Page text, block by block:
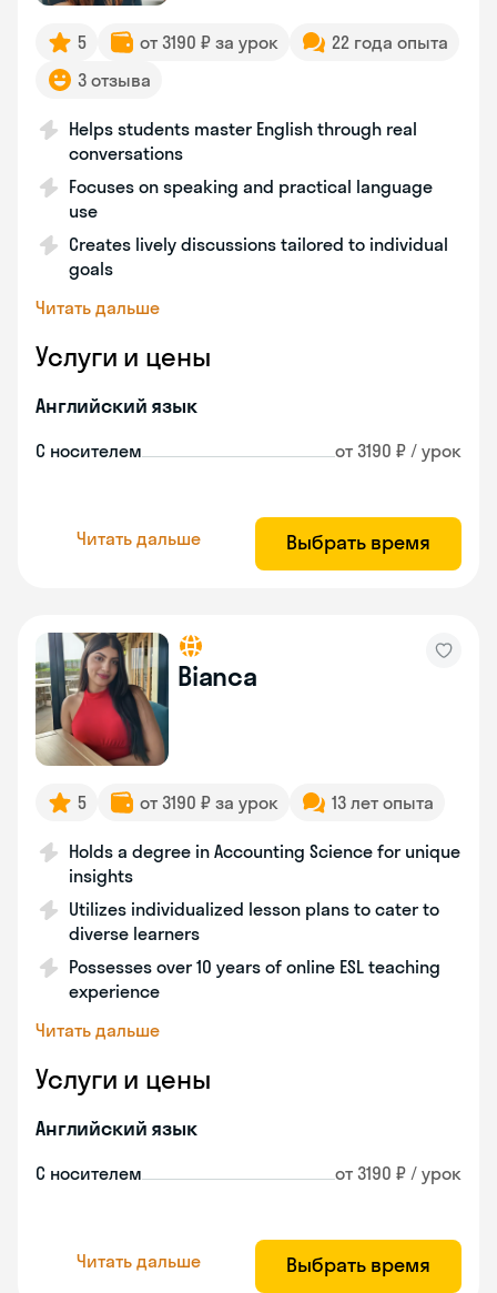
5 от 3190 ₽ за урок
22 года опыта
3 отзыва
Helps students master English through real
conversations
Focuses on speaking and practical language
use
Creates lively discussions tailored to individual
goals
Читать дальше
Услуги и цены
Английский язык
С носителем от 3190 ₽ / урок
Читать дальше Выбрать время
Bianca
5 от 3190 ₽ за урок 13 лет опыта
Holds a degree in Accounting Science for unique
insights
Utilizes individualized lesson plans to cater to
diverse learners
Possesses over 10 years of online ESL teaching
experience
Читать дальше
Услуги и цены
Английский язык
С носителем от 3190 ₽ / урок
Читать дальше Выбрать время